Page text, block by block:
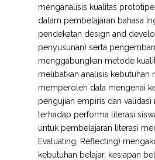
menganalisis kualitas
dalam pembelajaran bahasa
pendekatan design and
penyusunan) serta
menggabungkan metode
melibatkan analisis
memperoleh data mengenai
pengujian empiris dan
terhadap performa literasi
untuk pembelajaran literasi
Evaluating, Reflecting)
kebutuhan belajar, kesiapan